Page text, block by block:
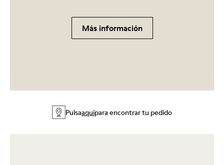
Más información
Pulsaaquípara encontrar tu pedido